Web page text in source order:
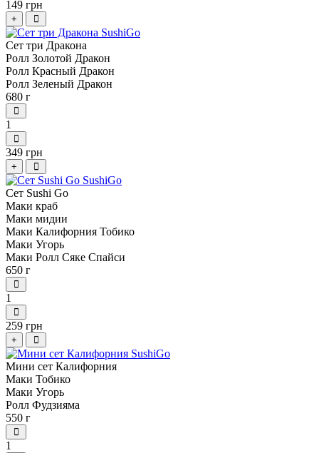
149 грн
+
Сет три Дракона
Ролл Золотой Дракон
Ролл Красный Дракон
Ролл Зеленый Дракон
680 г
1
349 грн
+
Сет Sushi Go
Маки краб
Маки мидии
Маки Калифорния Тобико
Маки Угорь
Маки Ролл Сяке Спайси
650 г
1
259 грн
+
Мини сет Калифорния
Маки Тобико
Маки Угорь
Ролл Фудзияма
550 г
1